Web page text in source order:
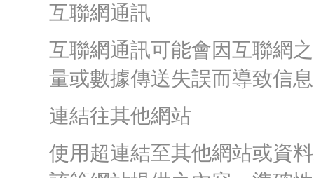
互聯網通訊
互聯網通訊可能會因互聯網
量或數據傳送失誤而導致信
連結往其他網站
使用超連結至其他網站或資